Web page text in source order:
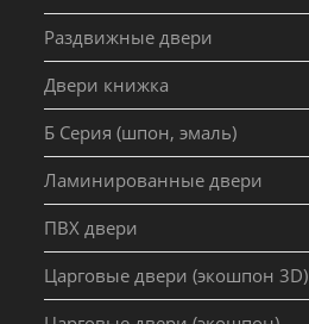
Раздвижные двери
Двери книжка
Б Серия (шпон, эмаль)
Ламинированные двери
ПВХ двери
Царговые двери (экошпон 3D)